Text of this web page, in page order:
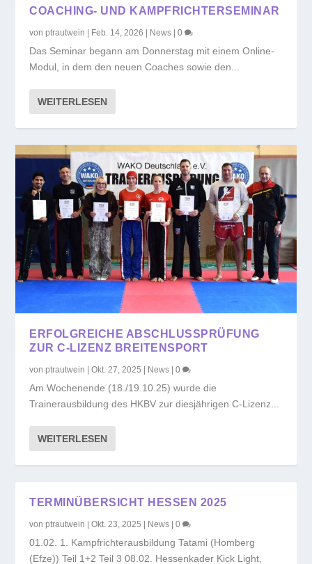
COACHING- UND KAMPFRICHTERSEMINAR
vonptrautwein Feb. 14, 2026 News |0
Das Seminar begann am Donnerstag mit einem Online-
Modul, in dem den neuen Coaches sowie den...
WEITERLESEN
ERFOLGREICHE ABSCHLUSSPRÜFUNG
ZUR C-LIZENZ BREITENSPORT
vonptrautwein |Okt. 27, 2025 News |0
Am Wochenende (18./19.10.25) wurde die
Trainerausbildung des HKBV zur diesjährigen C-Lizenz...
WEITERLESEN
TERMINÜBERSICHT HESSEN 2025
vonptrautwein |Okt. 23, 2025 News |0
01.02. 1. Kampfrichterausbildung Tatami (Homberg
(Efze)) Teil 1+2 Teil 3 08.02. Hessenkader Kick Light,